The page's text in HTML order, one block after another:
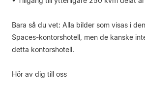
Bara så du vet: Alla bilder som visas i
Spaces-kontorshotell, men de kanske
detta kontorshotell.
Hör av dig till oss